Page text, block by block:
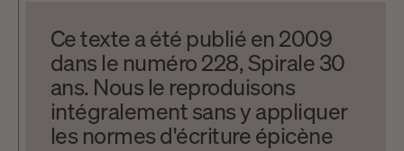
Ce texte a été publié en 2009
dans le numéro 228, Spirale 30
ans. Nous le reproduisons
intégralement sans y appliquer
les normes d'écriture épicène